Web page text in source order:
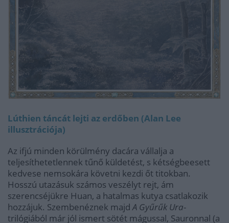
Lúthien táncát lejti az erdőben (Alan Lee
illusztrációja)
Az ifjú minden körülmény dacára vállalja a
teljesíthetetlennek tűnő küldetést, s kétségbeesett
kedvese nemsokára követni kezdi őt titokban.
Hosszú utazásuk számos veszélyt rejt, ám
szerencséjükre Huan, a hatalmas kutya csatlakozik
hozzájuk. Szembenéznek majdA Gyűrűk Ura-
trilógiából már jól ismert sötét mágussal, Sauronnal (a